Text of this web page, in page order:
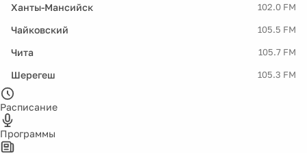
Ханты-Мансийск 102.0 FM
Чайковский 105.5 FM
Чита 105.7 FM
Шерегеш 105.3 FM
Расписание
Программы